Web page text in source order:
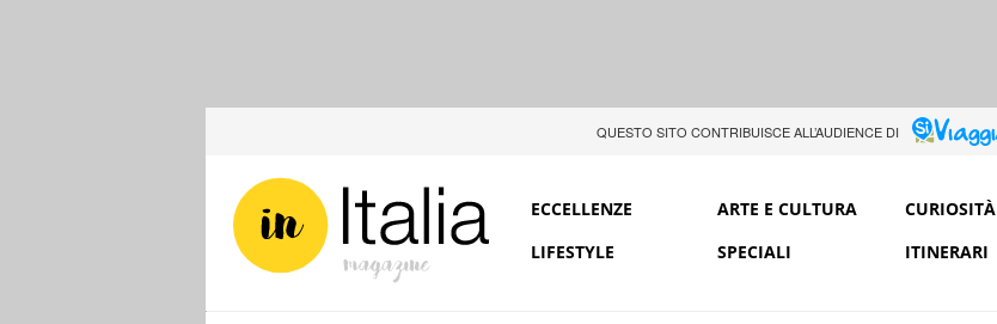
QUESTO SITO CONTRIBUISCE ALL’AUDIENCE DI
ECCELLENZE ARTE E CULTURA CURIOSITÀ
LIFESTYLE
SPECIALI ITINERARI